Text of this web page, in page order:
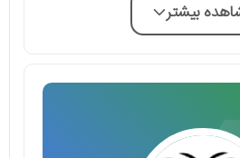
بیشتر